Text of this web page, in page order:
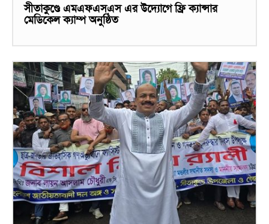
সীতাকুণ্ডে এমএফএসএস এর উদ্যোগে ফ্রি ক্যান্সার
মেডিকেল ক্যাম্প অনুষ্ঠিত